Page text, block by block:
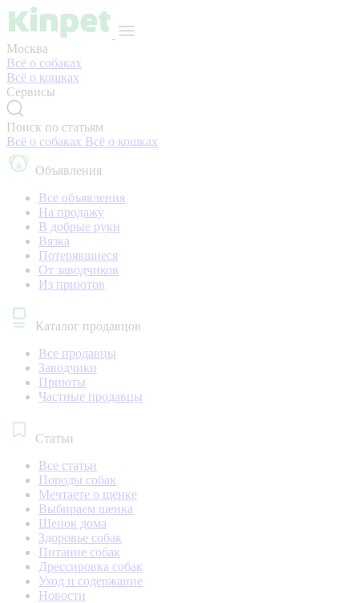
Москва
Всё о собаках
Всё о кошках
Сервисы
Поиск по статьям
Всё о собаках Всё о кошках
Объявления
Все объявления
На продажу
В добрые руки
Вязка
Потерявшиеся
От заводчиков
Из приютов
Каталог продавцов
Все продавцы
Заводчики
Приюты
Частные продавцы
Статьи
Все статьи
Породы собак
Мечтаете о щенке
Выбираем щенка
Щенок дома
Здоровье собак
Питание собак
Дрессировка собак
Уход и содержание
Новости